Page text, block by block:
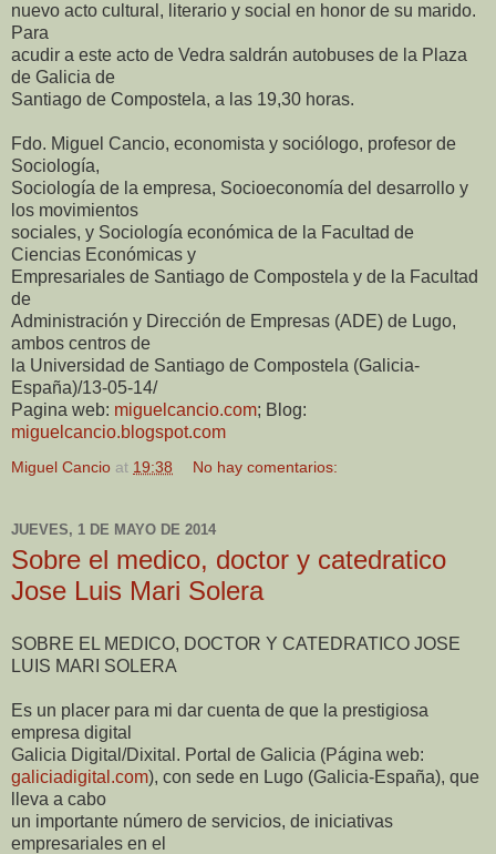
nuevo acto cultural, literario y social en honor de su marido.
Para
acudir a este acto de Vedra saldrán autobuses de la Plaza
de Galicia de
Santiago de Compostela, a las 19,30 horas.
Fdo. Miguel Cancio, economista y sociólogo, profesor de
Sociología,
Sociología de la empresa, Socioeconomía del desarrollo y
los movimientos
sociales, y Sociología económica de la Facultad de
Ciencias Económicas y
Empresariales de Santiago de Compostela y de la Facultad
de
Administración y Dirección de Empresas (ADE) de Lugo,
ambos centros de
la Universidad de Santiago de Compostela (Galicia-
España)/13-05-14/
Pagina web: miguelcancio.com; Blog:
miguelcancio.blogspot.com
Miguel Cancio at 19:38 No hay comentarios:
JUEVES, 1 DE MAYO DE 2014
Sobre el medico, doctor y catedratico
Jose Luis Mari Solera
SOBRE EL MEDICO, DOCTOR Y CATEDRATICO JOSE
LUIS MARI SOLERA
Es un placer para mi dar cuenta de que la prestigiosa
empresa digital
Galicia Digital/Dixital. Portal de Galicia (Página web:
galiciadigital.com), con sede en Lugo (Galicia-España), que
lleva a cabo
un importante número de servicios, de iniciativas
empresariales en el